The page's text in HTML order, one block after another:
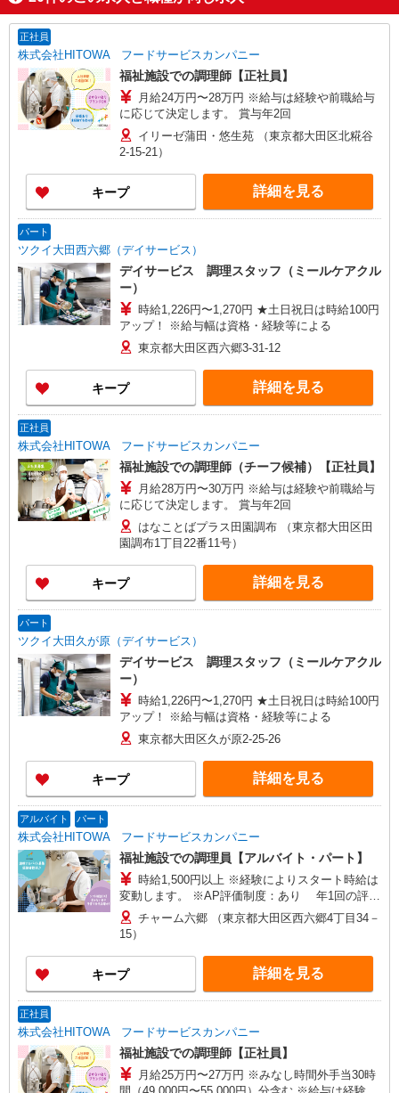
正社員
株式会社HITOWA フードサービスカンパニー
福祉施設での調理師【正社員】
月給24万円〜28万円 ※給与は経験や前職給与
に応じて決定します。 賞与年2回
イリーゼ蒲田・悠生苑 （東京都大田区北糀谷
2-15-21）
キープ 詳細を見る
パート
ツクイ大田西六郷（デイサービス）
デイサービス 調理スタッフ（ミールケアクル
ー）
時給1,226円〜1,270円 ★土日祝日は時給100円
アップ！ ※給与幅は資格・経験等による
東京都大田区西六郷3-31-12
キープ 詳細を見る
正社員
株式会社HITOWA フードサービスカンパニー
福祉施設での調理師（チーフ候補）【正社員】
月給28万円〜30万円 ※給与は経験や前職給与
に応じて決定します。 賞与年2回
はなことばプラス田園調布 （東京都大田区田
園調布1丁目22番11号）
キープ 詳細を見る
パート
ツクイ大田久が原（デイサービス）
デイサービス 調理スタッフ（ミールケアクル
ー）
時給1,226円〜1,270円 ★土日祝日は時給100円
アップ！ ※給与幅は資格・経験等による
東京都大田区久が原2-25-26
キープ 詳細を見る
アルバイト パート
株式会社HITOWA フードサービスカンパニー
福祉施設での調理員【アルバイト・パート】
時給1,500円以上 ※経験によりスタート時給は
変動します。 ※AP評価制度：あり 年1回の評価
により時給を見直します。 ※アルバイト賞与（寸
志）：あり 年2回。勤続年数により金額UP。
チャーム六郷 （東京都大田区西六郷4丁目34－
15）
キープ 詳細を見る
正社員
株式会社HITOWA フードサービスカンパニー
福祉施設での調理師【正社員】
月給25万円〜27万円 ※みなし時間外手当30時